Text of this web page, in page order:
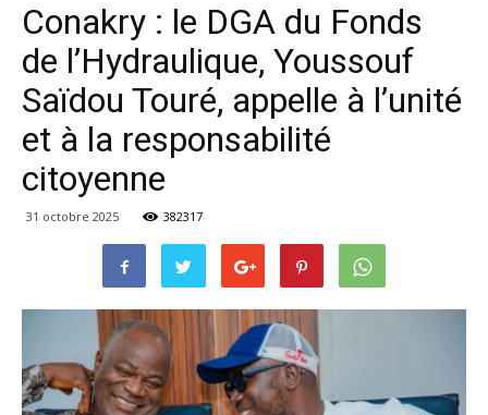
Conakry : le DGA du Fonds
de l’Hydraulique, Youssouf
Saïdou Touré, appelle à l’unité
et à la responsabilité
citoyenne
31 octobre 2025 382317